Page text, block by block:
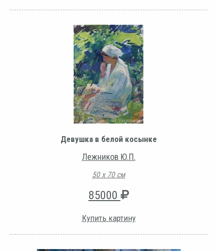
Девушка в белой косынке
Лежников Ю.П.
50 х 70 см
85000
Купить картину